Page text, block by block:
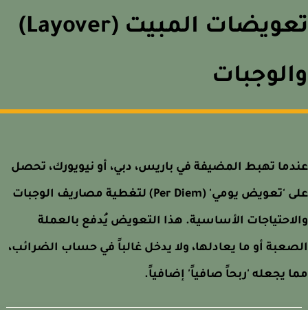
تعويضات المبيت (Layover)
تهبط المضيفة في باريس، دبي، أو نيويورك، تحصل
على 'تعويض يومي' (Per Diem) لتغطية مصاريف الوجبات
الأساسية. هذا التعويض يُدفع بالعملة
أو ما يعادلها، ولا يدخل غالباً في حساب الضرائب،
يجعله 'ربحاً صافياً' إضافياً.